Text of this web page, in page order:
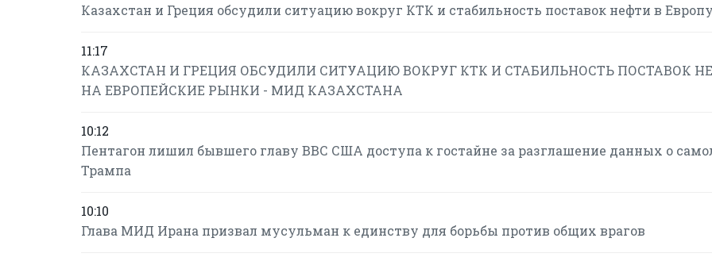
Казахстан и Греция обсудили ситуацию вокруг КТК и стабильность поставок нефти в
11:17
КАЗАХСТАН И ГРЕЦИЯ ОБСУДИЛИ СИТУАЦИЮ ВОКРУГ КТК И СТАБИЛЬНОСТЬ ПОСТАВОК
НА ЕВРОПЕЙСКИЕ РЫНКИ - МИД КАЗАХСТАНА
10:12
Пентагон лишил бывшего главу ВВС США доступа к гостайне за разглашение данных о
Трампа
10:10
Глава МИД Ирана призвал мусульман к единству для борьбы против общих врагов